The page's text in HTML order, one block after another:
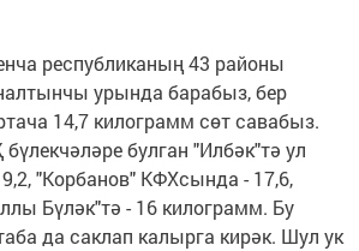
республиканың 43 районы
урында барабыз, бер
14,7 килограмм сөт савабыз.
булган "Илбәк"тә ул
"Корбанов" КФХсында - 17,6,
Бүләк"тә - 16 килограмм. Бу
да саклап калырга кирәк. Шул ук